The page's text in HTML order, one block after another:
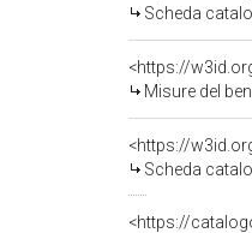
Scheda
<https://
Misure del
<https://
Scheda
<https://